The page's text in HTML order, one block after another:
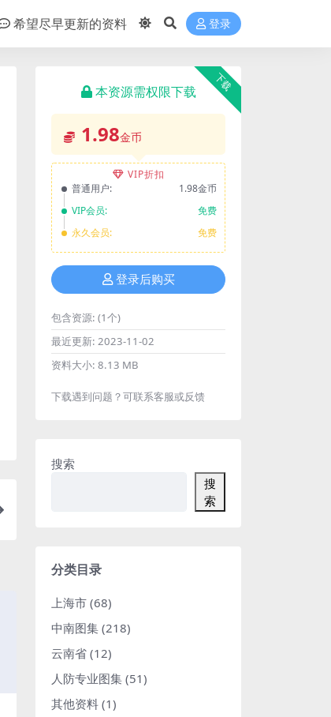
希望尽早更新的资料 登录
下载
本资源需权限下载
1.98金币
VIP折扣
普通用户:
1.98金币
VIP会员:
免费
永久会员:
免费
登录后购买
包含资源: (1个)
最近更新: 2023-11-02
资料大小: 8.13 MB
下载遇到问题？可联系客服或反馈
搜索
搜
索
分类目录
上海市 (68)
中南图集 (218)
云南省 (12)
人防专业图集 (51)
其他资料 (1)